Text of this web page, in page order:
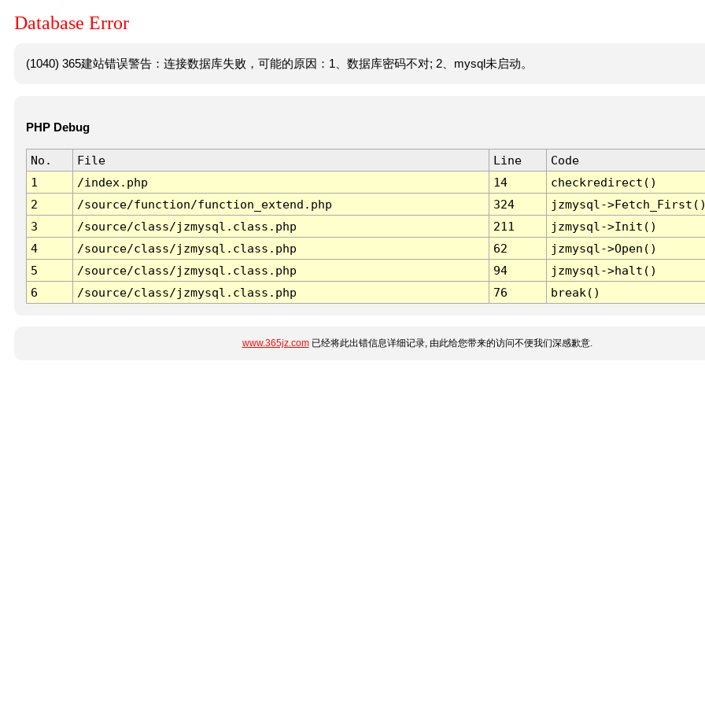
Database Error
(1040) 365建站错误警告：连接数据库失败，可能的原因：1、数据库密码不对; 2、mysql未启动。
PHP Debug
No. File Line
Code
1
/index.php 14
checkredirect()
2
/source/function/function_extend.php 324
jzmysql-
3
/source/class/jzmysql.class.php 211
jzmysql->Init()
4
/source/class/jzmysql.class.php 62
jzmysql->Open()
5
/source/class/jzmysql.class.php 94
jzmysql->halt()
6
/source/class/jzmysql.class.php 76 break()
www.365jz.com已经将此出错信息详细记录, 由此给您带来的访问不便我们深感歉意.